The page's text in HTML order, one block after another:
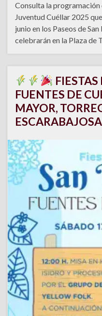
Consulta la
Juventud Cuéllar 2025
junio en los Paseos de
celebrarán en la Plaza de
FUENTES DE
MAYOR,
ESCARABAJOSA